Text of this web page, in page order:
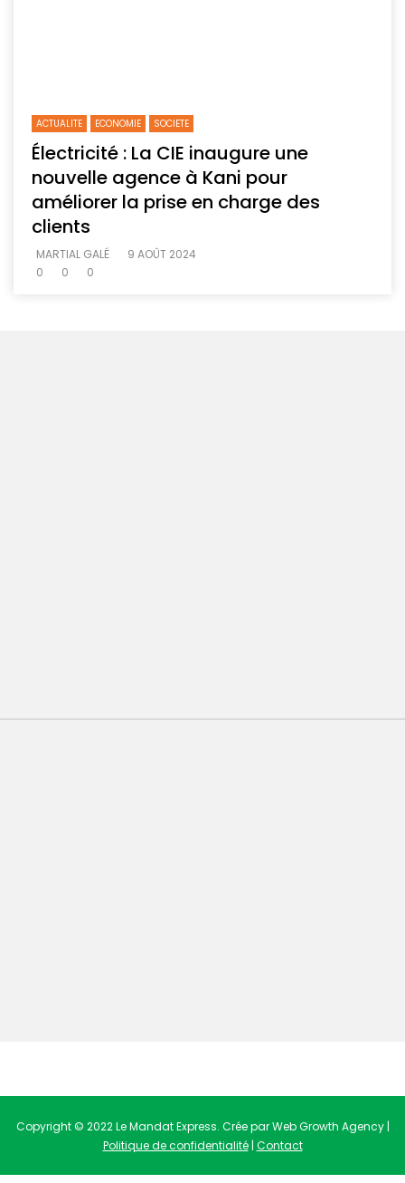
ACTUALITE ECONOMIE SOCIETE
Électricité : La CIE inaugure une
nouvelle agence à Kani pour
améliorer la prise en charge des
clients
MARTIAL GALÉ
9 AOÛT 2024
0
0 0
Copyright © 2022 Le Mandat Express. Crée par Web Growth Agency |
Politique de confidentialité| Contact